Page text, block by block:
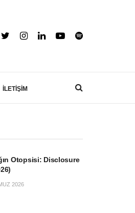
İLETİŞİM
Otopsisi: Disclosure
2026